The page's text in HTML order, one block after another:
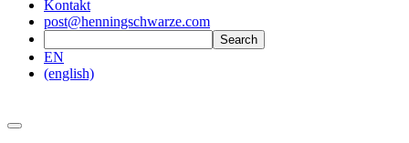
Kontakt
post@henningschwarze.com
EN
(english)